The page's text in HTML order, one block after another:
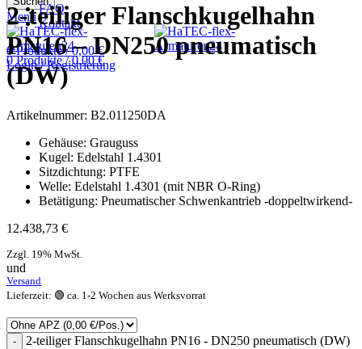
Menü
0Produkte / 0,00€
FAQ
Kontakt
0Produkte / 0,00 €
Login / Registrierung
2-teiliger Flanschkugelhahn
PN16 – DN250 pneumatisch
(DW)
Artikelnummer: B2.011250DA
Gehäuse: Grauguss
Kugel: Edelstahl 1.4301
Sitzdichtung: PTFE
Welle: Edelstahl 1.4301 (mit NBR O-Ring)
Betätigung: Pneumatischer Schwenkantrieb -doppeltwirkend-
12.438,73 €
Zzgl. 19% MwSt.
und
Versand
Lieferzeit: 🟢 ca. 1-2 Wochen aus Werksvorrat
2-teiliger Flanschkugelhahn PN16 - DN250 pneumatisch (DW)